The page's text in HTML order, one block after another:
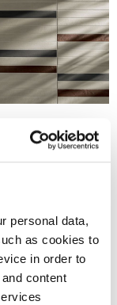
personal data,
as cookies to
in order to
content
Infos
an